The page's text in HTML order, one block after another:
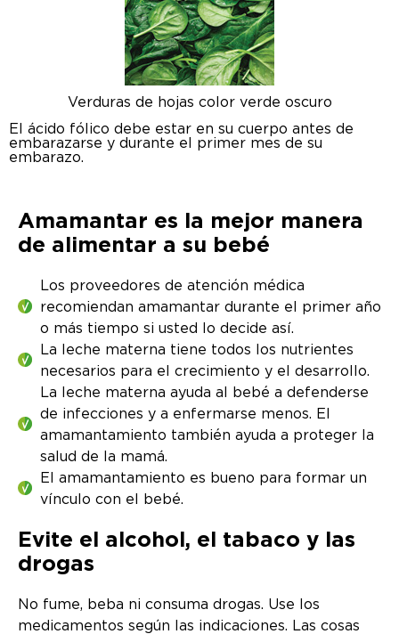
Verduras de hojas color verde oscuro
El ácido fólico debe estar en su cuerpo antes de
embarazarse y durante el primer mes de su
embarazo.
Amamantar es la mejor manera
de alimentar a su bebé
Los proveedores de atención médica
recomiendan amamantar durante el primer año
o más tiempo si usted lo decide así.
La leche materna tiene todos los nutrientes
necesarios para el crecimiento y el desarrollo.
La leche materna ayuda al bebé a defenderse
de infecciones y a enfermarse menos. El
amamantamiento también ayuda a proteger la
salud de la mamá.
El amamantamiento es bueno para formar un
vínculo con el bebé.
Evite el alcohol, el tabaco y las
drogas
No fume, beba ni consuma drogas. Use los
medicamentos según las indicaciones. Las cosas